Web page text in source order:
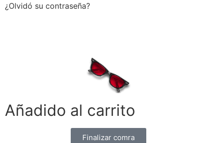
¿Olvidó su contraseña?
Añadido al carrito
Finalizar comra